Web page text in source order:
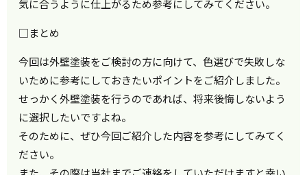
気に合うように仕上がるため参考にしてみてください。
□まとめ
今回は外壁塗装をご検討の方に向けて、色選びで失敗しな
いために参考にしておきたいポイントをご紹介しました。
せっかく外壁塗装を行うのであれば、将来後悔しないよう
に選択したいですよね。
そのために、ぜひ今回ご紹介した内容を参考にしてみてく
ださい。